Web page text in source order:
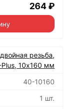
264 ₽
резьба,
Plus, 10х160 мм
40-10160
1 шт.